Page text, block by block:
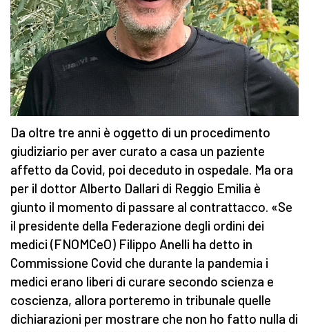
Da oltre tre anni è oggetto di un procedimento
giudiziario per aver curato a casa un paziente
affetto da Covid, poi deceduto in ospedale. Ma ora
per il dottor Alberto Dallari di Reggio Emilia è
giunto il momento di passare al contrattacco. «Se
il presidente della Federazione degli ordini dei
medici (FNOMCeO) Filippo Anelli ha detto in
Commissione Covid che durante la pandemia i
medici erano liberi di curare secondo scienza e
coscienza, allora porteremo in tribunale quelle
dichiarazioni per mostrare che non ho fatto nulla di